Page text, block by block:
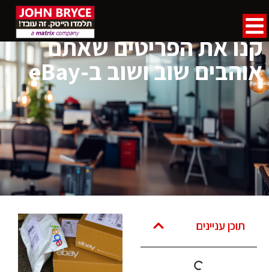
דף הבית
קנו את הפריטים שאתם אוהבים שוב ושוב ב-
eBay
קנו את הפריטים שאתם
אוהבים שוב ושוב ב-eBay
תוכן עניינים